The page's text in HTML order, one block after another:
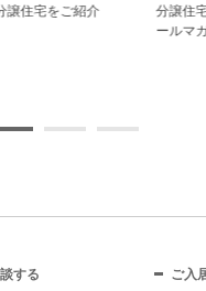
分譲住宅情報をいち早
ールマガジン配信サー
する
ご入